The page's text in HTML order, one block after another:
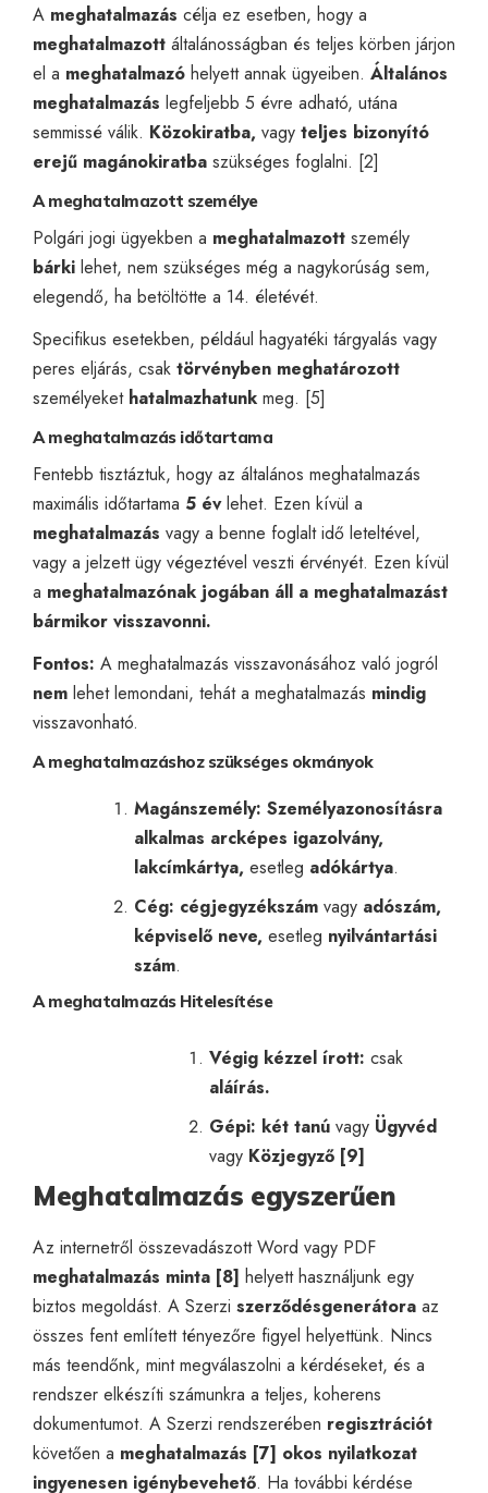
A meghatalmazás célja ez esetben, hogy a
meghatalmazott általánosságban és teljes körben járjon
el a meghatalmazó helyett annak ügyeiben. Általános
meghatalmazás legfeljebb 5 évre adható, utána
semmissé válik. Közokiratba, vagy teljes bizonyító
erejű magánokiratba szükséges foglalni. [2]
A meghatalmazott személye
Polgári jogi ügyekben a meghatalmazott személy
bárki lehet, nem szükséges még a nagykorúság sem,
elegendő, ha betöltötte a 14. életévét.
Specifikus esetekben, például hagyatéki tárgyalás vagy
peres eljárás, csak törvényben meghatározott
személyeket hatalmazhatunk meg. [5]
A meghatalmazás időtartama
Fentebb tisztáztuk, hogy az általános meghatalmazás
maximális időtartama 5 évlehet. Ezen kívül a
meghatalmazás vagy a benne foglalt idő leteltével,
vagy a jelzett ügy végeztével veszti érvényét. Ezen kívül
a meghatalmazónak jogában áll a meghatalmazást
bármikor visszavonni.
Fontos: A meghatalmazás visszavonásához való jogról
nem lehet lemondani, tehát a meghatalmazás mindig
visszavonható.
A meghatalmazáshoz szükséges okmányok
Magánszemély: Személyazonosításra
alkalmas arcképes igazolvány,
lakcímkártya, esetleg adókártya.
Cég: cégjegyzékszám vagy adószám,
képviselő neve, esetleg nyilvántartási
szám.
A meghatalmazás Hitelesítése
Végig kézzel írott: csak
aláírás.
Gépi: két tanúvagyÜgyvéd
vagy Közjegyző [9]
Meghatalmazás egyszerűen
Az internetről összevadászott Word vagy PDF
meghatalmazás minta [8] helyett használjunk egy
biztos megoldást. A Szerzi szerződésgenerátora az
összes fent említett tényezőre figyel helyettünk. Nincs
más teendőnk, mint megválaszolni a kérdéseket, és a
rendszer elkészíti számunkra a teljes, koherens
dokumentumot. A Szerzi rendszerében regisztrációt
követően a meghatalmazás [7] okos nyilatkozat
ingyenesen igénybevehető. Ha további kérdése